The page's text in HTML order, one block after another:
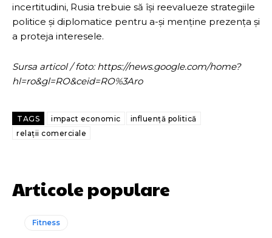
incertitudini, Rusia trebuie să își reevalueze strategiile
politice și diplomatice pentru a-și menține prezența și
a proteja interesele.
Sursa articol / foto: https://news.google.com/home?
hl=ro&gl=RO&ceid=RO%3Aro
TAGS impact economic
influență politică
relații comerciale
Articole populare
Fitness